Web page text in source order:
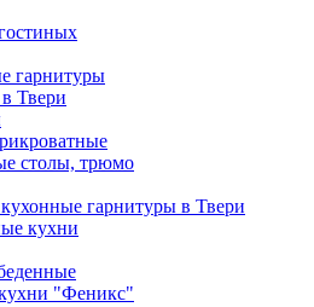
гарнитуры
Твери
столы, трюмо
гарнитуры в Твери
кухни
"Феникс"